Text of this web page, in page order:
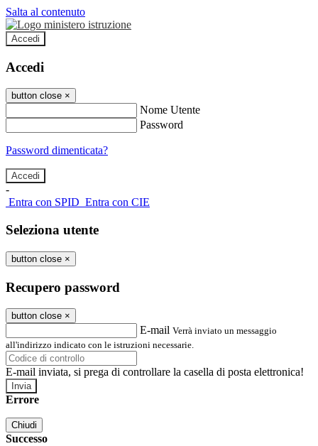
Salta al contenuto
Accedi
Accedi
button close ×
Nome Utente
Password
Password dimenticata?
-
Entra con SPID Entra con CIE
Seleziona utente
button close ×
Recupero password
button close ×
E-mail Verrà inviato un messaggio
all'indirizzo indicato con le istruzioni necessarie.
E-mail inviata, si prega di controllare la casella di posta elettronica!
Errore
Chiudi
Successo